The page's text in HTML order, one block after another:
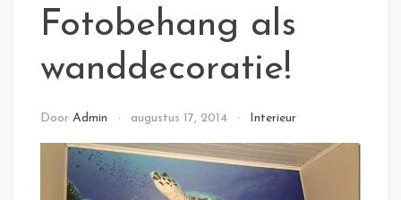
Fotobehang als
wanddecoratie!
Door Admin augustus 17, 2014 Interieur